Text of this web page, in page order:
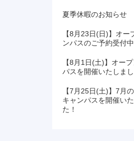
夏季休暇のお知らせ
【8月23日(日)】オー
ンパスのご予約受付中
【8月1日(土)】オー
パスを開催いたしまし
【7月25日(土)】7月
キャンパスを開催い
た！